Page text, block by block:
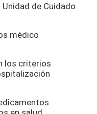
de Cuidado
médico
los criterios